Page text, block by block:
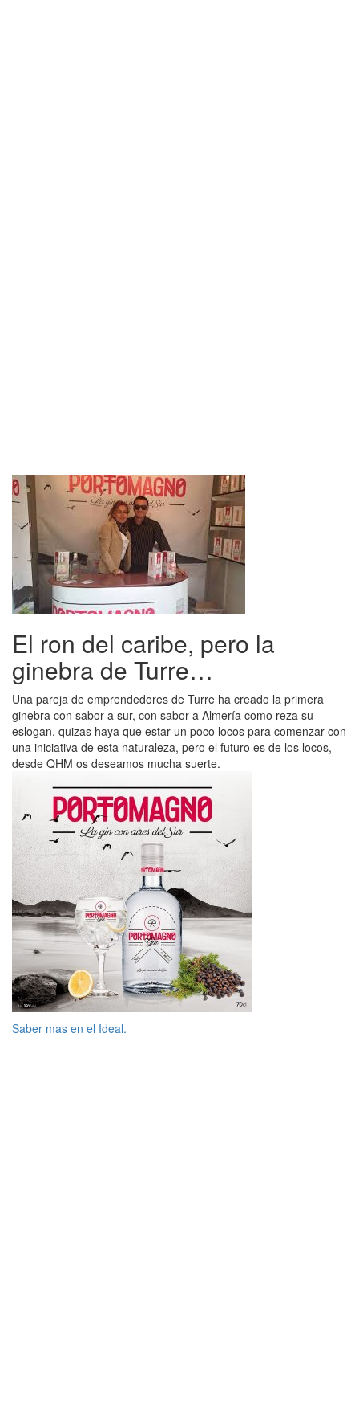
El ron del caribe, pero la
ginebra de Turre…
Una pareja de emprendedores de Turre ha creado la primera
ginebra con sabor a sur, con sabor a Almería como reza su
eslogan, quizas haya que estar un poco locos para comenzar con
una iniciativa de esta naturaleza, pero el futuro es de los locos,
desde QHM os deseamos mucha suerte.
Saber mas en el Ideal.